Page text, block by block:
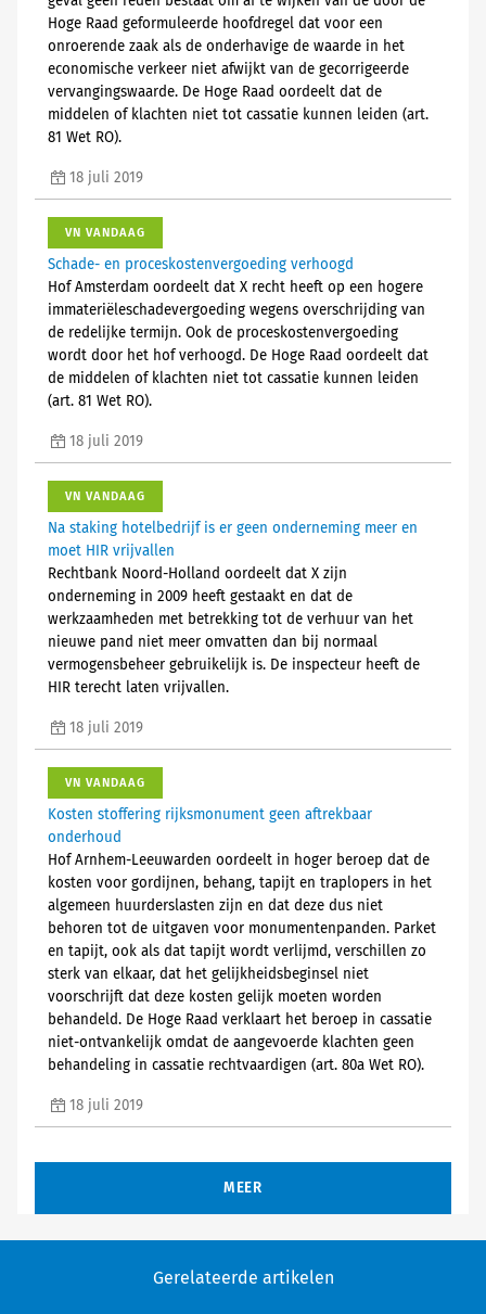
Hoge Raad geformuleerde hoofdregel dat voor een
onroerende zaak als de onderhavige de waarde in het
economische verkeer niet afwijkt van de gecorrigeerde
vervangingswaarde. De Hoge Raad oordeelt dat de
middelen of klachten niet tot cassatie kunnen leiden (art.
81 Wet RO).
18 juli 2019
VN VANDAAG
Schade- en proceskostenvergoeding verhoogd
Hof Amsterdam oordeelt dat X recht heeft op een hogere
immateriëleschadevergoeding wegens overschrijding van
de redelijke termijn. Ook de proceskostenvergoeding
wordt door het hof verhoogd. De Hoge Raad oordeelt dat
de middelen of klachten niet tot cassatie kunnen leiden
(art. 81 Wet RO).
18 juli 2019
VN VANDAAG
Na staking hotelbedrijf is er geen onderneming meer en
moet HIR vrijvallen
Rechtbank Noord-Holland oordeelt dat X zijn
onderneming in 2009 heeft gestaakt en dat de
werkzaamheden met betrekking tot de verhuur van het
nieuwe pand niet meer omvatten dan bij normaal
vermogensbeheer gebruikelijk is. De inspecteur heeft de
HIR terecht laten vrijvallen.
18 juli 2019
VN VANDAAG
Kosten stoffering rijksmonument geen aftrekbaar
onderhoud
Hof Arnhem-Leeuwarden oordeelt in hoger beroep dat de
kosten voor gordijnen, behang, tapijt en traplopers in het
algemeen huurderslasten zijn en dat deze dus niet
behoren tot de uitgaven voor monumentenpanden. Parket
en tapijt, ook als dat tapijt wordt verlijmd, verschillen zo
sterk van elkaar, dat het gelijkheidsbeginsel niet
voorschrijft dat deze kosten gelijk moeten worden
behandeld. De Hoge Raad verklaart het beroep in cassatie
niet-ontvankelijk omdat de aangevoerde klachten geen
behandeling in cassatie rechtvaardigen (art. 80a Wet RO).
18 juli 2019
MEER
Gerelateerde artikelen